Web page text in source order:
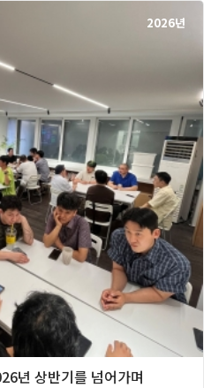
2026년
년 상반기를 넘어가며